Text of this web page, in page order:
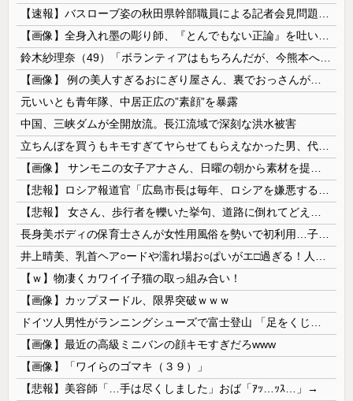
元いいとも青年隊、中居正広の”素顔”を暴露
中国、三峡ダムが全開放流。長江流域で深刻な洪水被害
【ｗ】物凄くカワイイ子猫の取っ組み合い！
【画像】カップヌードル、限界突破ｗｗｗ
【画像】最近の高級ミニバンの顔キモすぎだろwww
【画像】「ワイらのゴマキ（３９）」
【悲報】美容師「…手は尽くしました」おば「ｱｯ…ｯｽ…」→